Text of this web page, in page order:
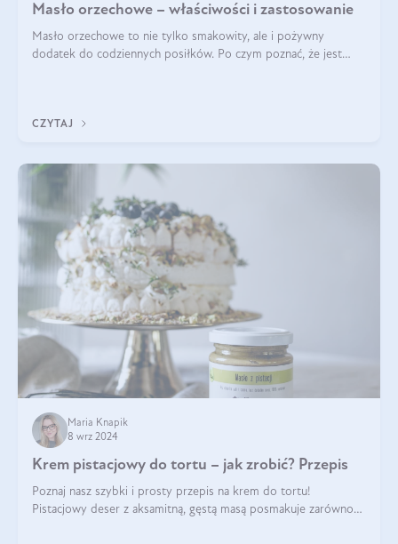
Masło orzechowe – właściwości i zastosowanie
Masło orzechowe to nie tylko smakowity, ale i pożywny
dodatek do codziennych posiłków. Po czym poznać, że jest
CZYTAJ
Maria Knapik
8 wrz 2024
Krem pistacjowy do tortu – jak zrobić? Przepis
Poznaj nasz szybki i prosty przepis na krem do tortu!
Pistacjowy deser z aksamitną, gęstą masą posmakuje zarówno